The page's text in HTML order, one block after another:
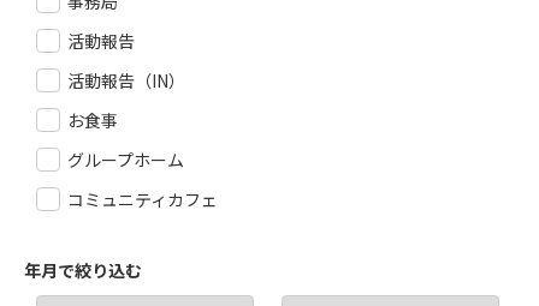
活動報告
活動報告（IN）
お食事
グループホーム
コミュニティカフェ
年月で絞り込む